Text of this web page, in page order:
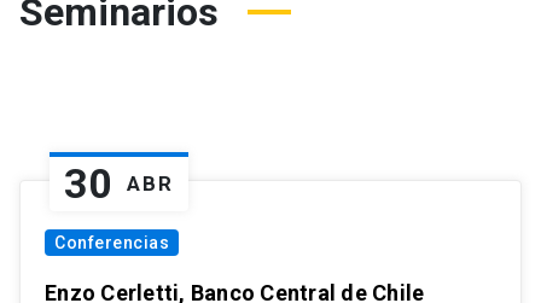
Seminarios
30 ABR
Conferencias
Enzo Cerletti, Banco Central de Chile